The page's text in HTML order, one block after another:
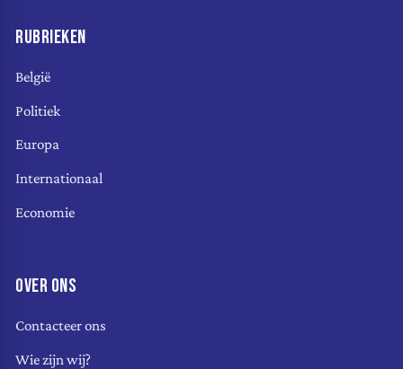
RUBRIEKEN
België
Politiek
Europa
Internationaal
Economie
OVER ONS
Contacteer ons
Wie zijn wij?